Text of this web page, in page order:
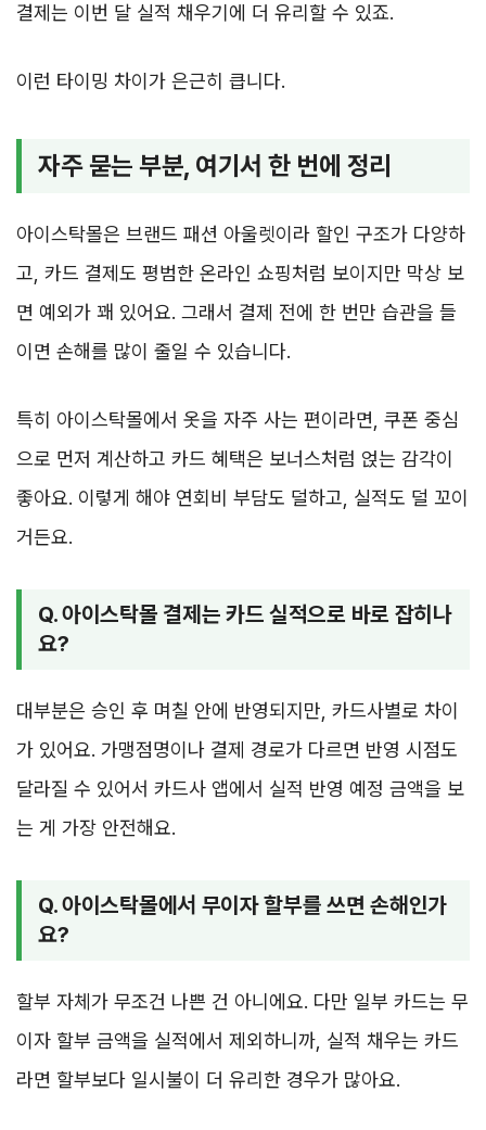
결제는 이번 달 실적 채우기에 더 유리할 수 있죠.
이런 타이밍 차이가 은근히 큽니다.
자주 묻는 부분, 여기서 한 번에 정리
아이스탁몰은 브랜드 패션 아울렛이라 할인 구조가 다양하
고, 카드 결제도 평범한 온라인 쇼핑처럼 보이지만 막상 보
면 예외가 꽤 있어요. 그래서 결제 전에 한 번만 습관을 들
이면 손해를 많이 줄일 수 있습니다.
특히 아이스탁몰에서 옷을 자주 사는 편이라면, 쿠폰 중심
으로 먼저 계산하고 카드 혜택은 보너스처럼 얹는 감각이
좋아요. 이렇게 해야 연회비 부담도 덜하고, 실적도 덜 꼬이
거든요.
Q. 아이스탁몰 결제는 카드 실적으로 바로 잡히나
요?
대부분은 승인 후 며칠 안에 반영되지만, 카드사별로 차이
가 있어요. 가맹점명이나 결제 경로가 다르면 반영 시점도
달라질 수 있어서 카드사 앱에서 실적 반영 예정 금액을 보
는 게 가장 안전해요.
Q. 아이스탁몰에서 무이자 할부를 쓰면 손해인가
요?
할부 자체가 무조건 나쁜 건 아니에요. 다만 일부 카드는 무
이자 할부 금액을 실적에서 제외하니까, 실적 채우는 카드
라면 할부보다 일시불이 더 유리한 경우가 많아요.